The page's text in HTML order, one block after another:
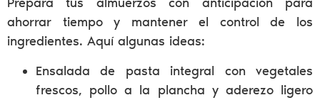
ahorrar tiempo y mantener el control de los
ingredientes. Aquí algunas ideas:
Ensalada de pasta integral con vegetales
frescos, pollo a la plancha y aderezo ligero